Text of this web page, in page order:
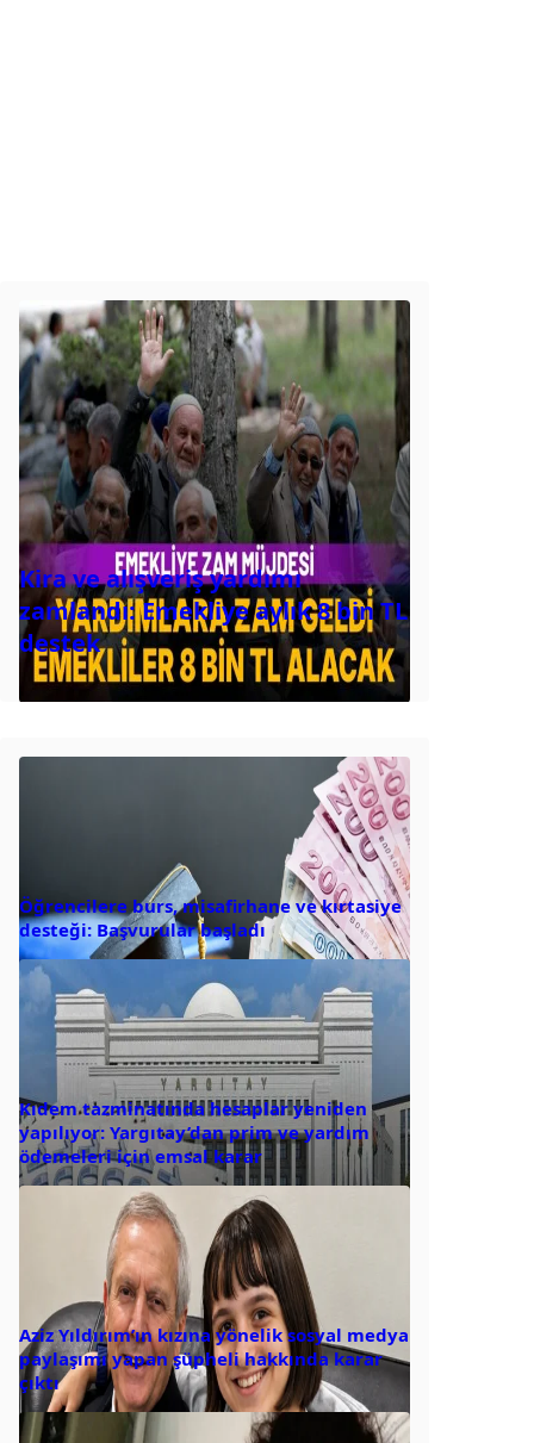
Kira ve alışveriş yardımı
zamlandı: Emekliye aylık 8 bin TL
destek
Öğrencilere burs, misafirhane ve kırtasiye
desteği: Başvurular başladı
Kıdem tazminatında hesaplar yeniden
yapılıyor: Yargıtay’dan prim ve yardım
ödemeleri için emsal karar
Aziz Yıldırım’ın kızına yönelik sosyal medya
paylaşımı yapan şüpheli hakkında karar
çıktı